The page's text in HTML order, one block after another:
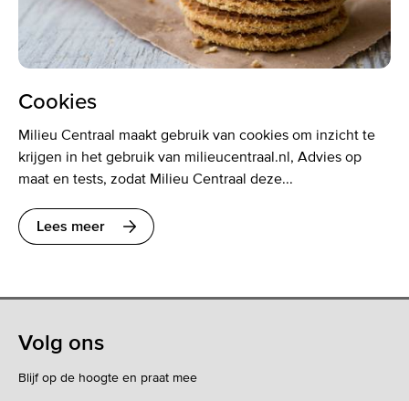
Cookies
Milieu Centraal maakt gebruik van cookies om inzicht te
krijgen in het gebruik van milieucentraal.nl, Advies op
maat en tests, zodat Milieu Centraal deze...
Lees meer
Volg ons
Blijf op de hoogte en praat mee